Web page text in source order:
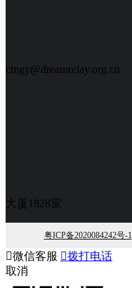
cmgy@dreamrelay.org.cn
大厦1828室
粤ICP备2020084242号-1
微信客服 拨打电话
取消